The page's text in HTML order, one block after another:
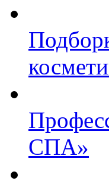
СПА»